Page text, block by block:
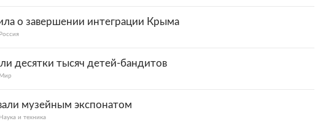
о завершении интеграции Крыма
Россия
десятки тысяч детей-бандитов
Мир
музейным экспонатом
Наука и техника